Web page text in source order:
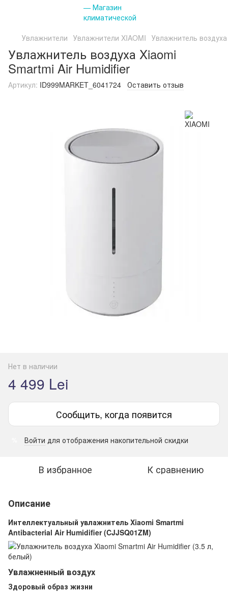
Увлажнители Увлажнители XIAOMI Увлажнитель
Увлажнитель воздуха Xiaomi
Smartmi Air Humidifier
Артикул: ID999MARKET_6041724 Оставить отзыв
Нет в наличии
4 499 Lei
Сообщить, когда появится
Войти для отображения накопительной скидки
В избранное К сравнению
Описание
Интеллектуальный увлажнитель Xiaomi Smartmi
Antibacterial Air Humidifier (CJJSQ01ZM)
Увлажненный воздух
Здоровый образ жизни